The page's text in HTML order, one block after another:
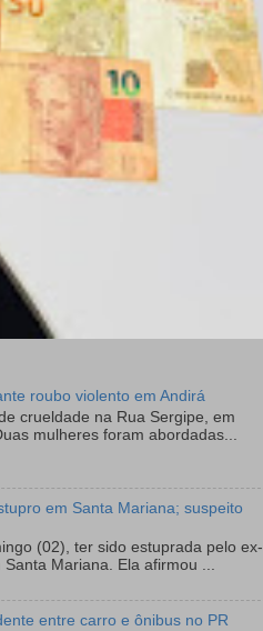
roubo violento em Andirá
crueldade na Rua Sergipe, em
mulheres foram abordadas...
em Santa Mariana; suspeito
(02), ter sido estuprada pelo ex-
Mariana. Ela afirmou ...
entre carro e ônibus no PR